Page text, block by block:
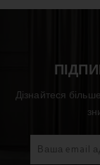
Дізнайтеся